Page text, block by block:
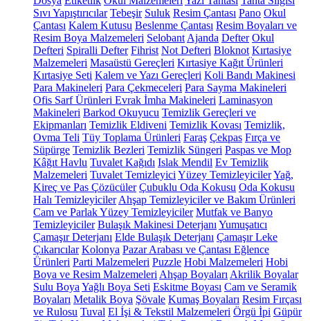
Sıvı Yapıştırıcılar Tebeşir Suluk Resim Çantası Pano Okul
Çantası Kalem Kutusu Beslenme Çantası Resim Boyaları ve
Resim Boya Malzemeleri Selobant Ajanda Defter Okul
Defteri Spiralli Defter Fihrist Not Defteri Bloknot Kırtasiye
Malzemeleri Masaüstü Gereçleri Kırtasiye Kağıt Ürünleri
Kırtasiye Seti Kalem ve Yazı Gereçleri Koli Bandı Makinesi
Para Makineleri Para Çekmeceleri Para Sayma Makineleri
Ofis Sarf Ürünleri Evrak İmha Makineleri Laminasyon
Makineleri Barkod Okuyucu Temizlik Gereçleri ve
Ekipmanları Temizlik Eldiveni Temizlik Kovası Temizlik,
Ovma Teli Tüy Toplama Ürünleri Faraş Çekpas Fırça ve
Süpürge Temizlik Bezleri Temizlik Süngeri Paspas ve Mop
Kâğıt Havlu Tuvalet Kağıdı Islak Mendil Ev Temizlik
Malzemeleri Tuvalet Temizleyici Yüzey TemizleyicilerYağ,
Kireç ve Pas Çözücüler Çubuklu Oda Kokusu Oda Kokusu
Halı Temizleyiciler Ahşap Temizleyiciler ve Bakım Ürünleri
Cam ve Parlak Yüzey Temizleyiciler Mutfak ve Banyo
Temizleyiciler Bulaşık Makinesi Deterjanı Yumuşatıcı
Çamaşır Deterjanı Elde Bulaşık Deterjanı Çamaşır Leke
Çıkarıcılar Kolonya Pazar Arabası ve Çantası Eğlence
Ürünleri Parti Malzemeleri Puzzle Hobi Malzemeleri Hobi
Boya ve Resim Malzemeleri Ahşap Boyaları Akrilik Boyalar
Sulu Boya Yağlı Boya Seti Eskitme Boyası Cam ve Seramik
Boyaları Metalik Boya Şövale Kumaş Boyaları Resim Fırçası
ve Rulosu Tuval El İşi & Tekstil Malzemeleri Örgü İpi Güpür